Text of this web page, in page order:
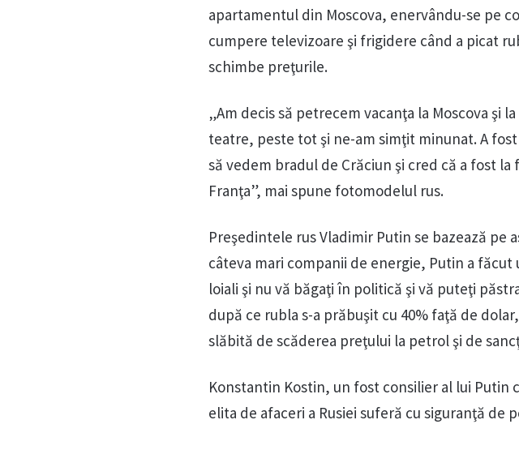
apartamentul din Moscova, enervându-se pe
cumpere televizoare şi frigidere când a picat
schimbe preţurile.
„Am decis să petrecem vacanţa la Moscova şi
teatre, peste tot şi ne-am simţit minunat. A
să vedem bradul de Crăciun şi cred că a fost la
Franţa”, mai spune fotomodelul rus.
Preşedintele rus Vladimir Putin se bazează pe
câteva mari companii de energie, Putin a
loiali şi nu vă băgaţi în politică şi vă puteţi
după ce rubla s-a prăbuşit cu 40% faţă de
slăbită de scăderea preţului la petrol şi de
Konstantin Kostin, un fost consilier al lui Putin
elita de afaceri a Rusiei suferă cu siguranţă de